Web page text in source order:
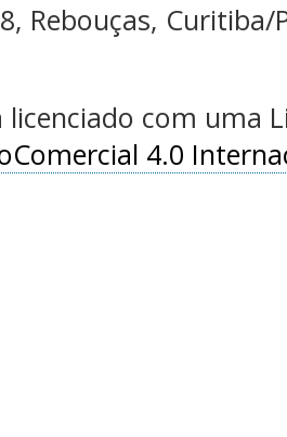
Rebouças, Curitiba/
licenciado com uma
4.0